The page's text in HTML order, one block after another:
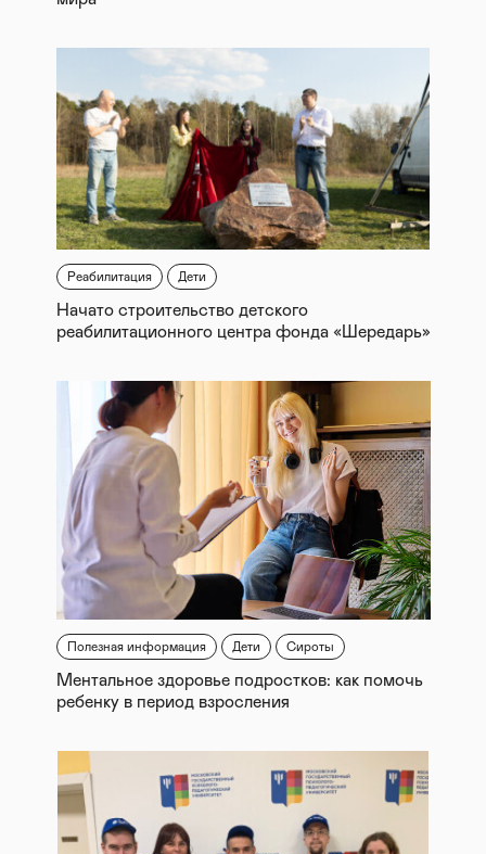
Реабилитация Дети
Начато строительство детского
реабилитационного центра фонда «Шередарь»
Полезная информация Дети Сироты
Ментальное здоровье подростков: как помочь
ребенку в период взросления